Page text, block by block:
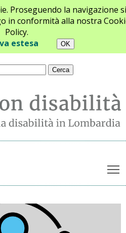
Proseguendo la navigazione si
in conformità alla nostra
Policy.
estesa
Contatti